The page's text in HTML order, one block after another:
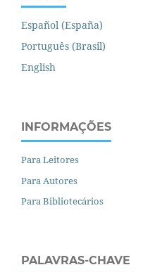
Español (España)
Português (Brasil)
English
INFORMAÇÕES
Para Leitores
Para Autores
Para Bibliotecários
PALAVRAS-CHAVE